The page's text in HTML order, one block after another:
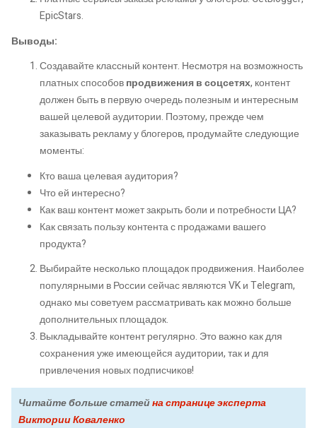
EpicStars.
Выводы:
Создавайте классный контент. Несмотря на возможность
платных способовпродвижения в соцсетях, контент
должен быть в первую очередь полезным и интересным
вашей целевой аудитории. Поэтому, прежде чем
заказывать рекламу у блогеров, продумайте следующие
моменты:
Кто ваша целевая аудитория?
Что ей интересно?
Как ваш контент может закрыть боли и потребности ЦА?
Как связать пользу контента с продажами вашего
продукта?
Выбирайте несколько площадок продвижения. Наиболее
популярными в России сейчас являются VK и Telegram,
однако мы советуем рассматривать как можно больше
дополнительных площадок.
Выкладывайте контент регулярно. Это важно как для
сохранения уже имеющейся аудитории, так и для
привлечения новых подписчиков!
Читайте больше статейна странице эксперта
Виктории Коваленко